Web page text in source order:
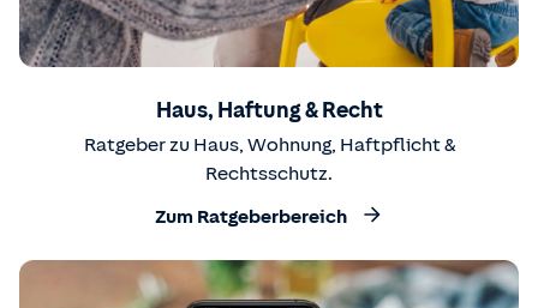
Haus, Haftung & Recht
Ratgeber zu Haus, Wohnung, Haftpflicht &
Rechtsschutz.
Zum Ratgeberbereich